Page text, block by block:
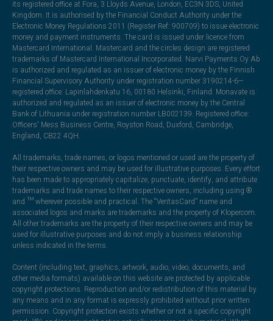
its registered office at Fora, 3 Lloyds Avenue, London, EC3N 3DS, United
Kingdom. It is authorised by the Financial Conduct Authority under the
Electronic Money Regulations 2011 (Register Ref: 900709) to issue electronic
money and payment instruments. The card is issued under licence from
Mastercard International. Mastercard and the circles design are registered
trademarks of Mastercard International Incorporated. Narvi Payments Oy Ab
is authorized and regulated as an issuer of electronic money by the Finnish
Financial Supervisory Authority under registration number 3190214-6—
registered office: Lapinlahdenkatu 16, 00180 Helsinki, Finland. Monavate is
authorized and regulated as an issuer of electronic money by the Central
Bank of Lithuania under registration number LB002139. Registered office:
Officers' Mess Business Centre, Royston Road, Duxford, Cambridge,
England, CB22 4QH.
All trademarks, trade names, or logos mentioned or used are the property of
their respective owners and may be used for illustrative purposes. Every effort
has been made to appropriately capitalize, punctuate, identify, and attribute
trademarks and trade names to their respective owners, including using ®
and ™ wherever possible and practical. The “VeritasCard” name and
associated logos and marks are trademarks and the property of Klopercom.
All other trademarks are the property of their respective owners and may be
used for illustrative purposes and do not imply a business relationship
unless indicated in the terms.
Content (including text, graphics, artwork, audio, video, documents, and
other media formats) available on this website are protected by applicable
copyright protections. Reproduction and/or redistribution of this material by
any means and in any format is expressly prohibited without prior written
permission. Copyright protection exists whether or not a specific copyright